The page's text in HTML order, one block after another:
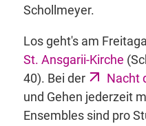
Schollmeyer.
Los geht's am
St. Ansgarii-Kirche
40). Bei der
Nacht
und Gehen jederzeit
Ensembles sind pro